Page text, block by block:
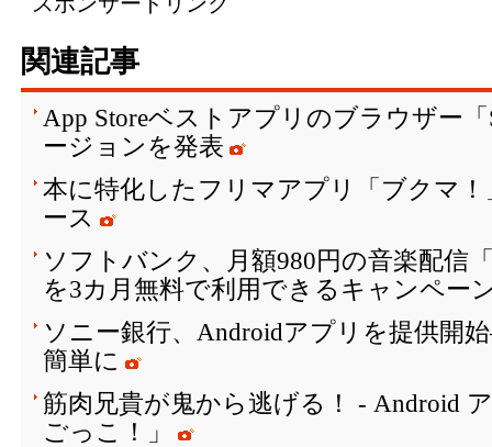
関連記事
App Storeベストアプリのブラウザー
ージョンを発表
本に特化したフリマアプリ「ブクマ
ース
ソフトバンク、月額980円の音楽配信
を3カ月無料で利用できるキャンペー
ソニー銀行、Androidアプリを提供開
簡単に
筋肉兄貴が鬼から逃げる！ - Android
ごっこ！」